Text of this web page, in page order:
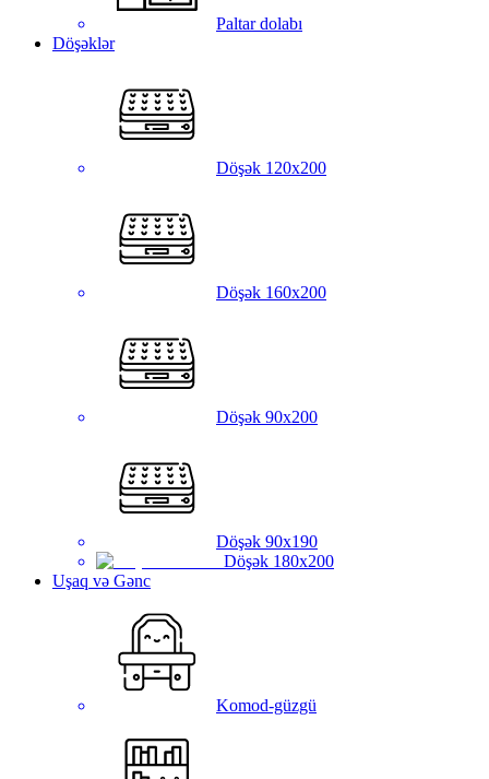
Paltar dolabı
Döşəklər
Döşək 120x200
Döşək 160x200
Döşək 90x200
Döşək 90x190
Döşək 180x200
Uşaq və Gənc
Komod-güzgü